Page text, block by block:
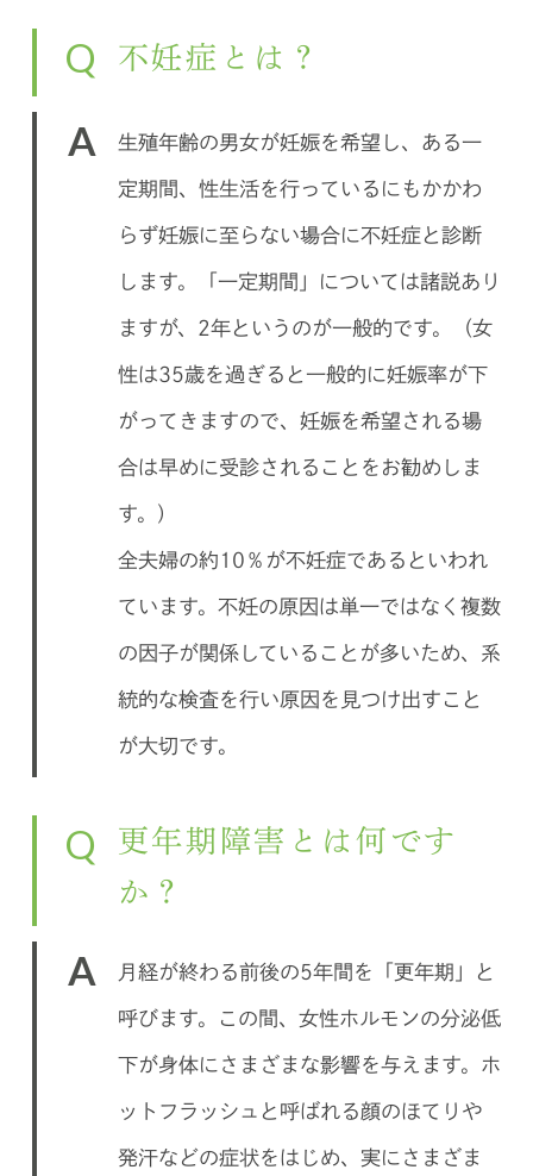
Q 不妊症とは？
A 生殖年齢の男女が妊娠を希望し、ある一
定期間、性生活を行っているにもかかわ
らず妊娠に至らない場合に不妊症と診断
します。「一定期間」については諸説あり
ますが、2年というのが一般的です。（女
性は35歳を過ぎると一般的に妊娠率が下
がってきますので、妊娠を希望される場
合は早めに受診されることをお勧めしま
す。）
全夫婦の約10％が不妊症であるといわれ
ています。不妊の原因は単一ではなく複数
の因子が関係していることが多いため、系
統的な検査を行い原因を見つけ出すこと
が大切です。
Q
更年期障害とは何です
か？
A 月経が終わる前後の5年間を「更年期」と
呼びます。この間、女性ホルモンの分泌低
下が身体にさまざまな影響を与えます。ホ
ットフラッシュと呼ばれる顔のほてりや
発汗などの症状をはじめ、実にさまざま